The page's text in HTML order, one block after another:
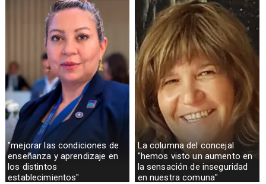
"mejorar las condiciones de
enseñanza y aprendizaje en
los distintos
establecimientos"
La columna del concejal
"hemos visto un aumento en
la sensación de inseguridad
en nuestra comuna"